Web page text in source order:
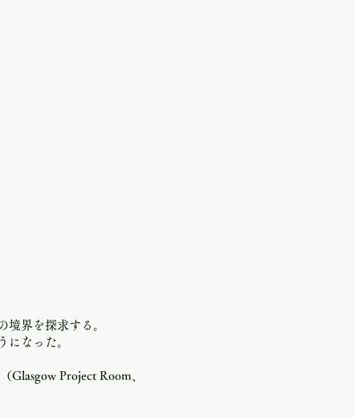
界を探求する。
になった。
Glasgow Project Room、